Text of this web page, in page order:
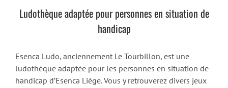
Ludothèque adaptée pour personnes en situation de
handicap
Esenca Ludo, anciennement Le Tourbillon, est une
ludothèque adaptée pour les personnes en situation de
handicap d’Esenca Liège. Vous y retrouverez divers jeux